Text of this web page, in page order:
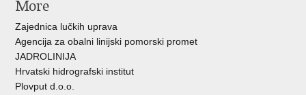
More
Zajednica lučkih uprava
Agencija za obalni linijski pomorski promet
JADROLINIJA
Hrvatski hidrografski institut
Plovput d.o.o.